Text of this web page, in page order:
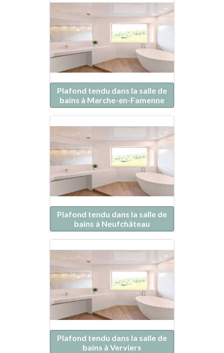
Plafond tendu dans la salle de
bains à Marche-en-Famenne
Plafond tendu dans la salle de
bains à Neufchâteau
Plafond tendu dans la salle de
bains à Verviers